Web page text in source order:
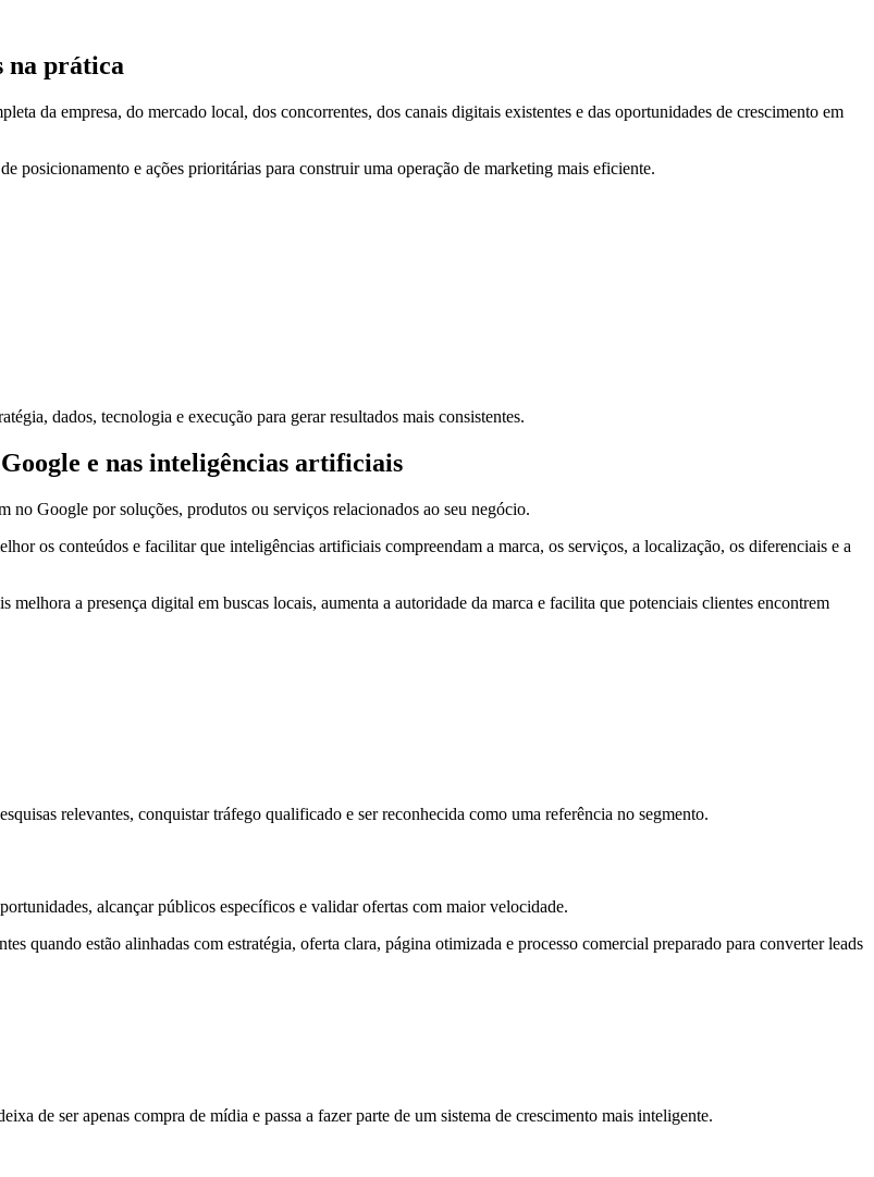
na prática
da empresa, do mercado local, dos concorrentes, dos canais digitais existentes e das oportunidades de crescimento em
posicionamento e ações prioritárias para construir uma operação de marketing mais eficiente.
dados, tecnologia e execução para gerar resultados mais consistentes.
e nas inteligências artificiais
no Google por soluções, produtos ou serviços relacionados ao seu negócio.
os conteúdos e facilitar que inteligências artificiais compreendam a marca, os serviços, a localização, os diferenciais e a
melhora a presença digital em buscas locais, aumenta a autoridade da marca e facilita que potenciais clientes encontrem
relevantes, conquistar tráfego qualificado e ser reconhecida como uma referência no segmento.
alcançar públicos específicos e validar ofertas com maior velocidade.
quando estão alinhadas com estratégia, oferta clara, página otimizada e processo comercial preparado para converter leads
de ser apenas compra de mídia e passa a fazer parte de um sistema de crescimento mais inteligente.